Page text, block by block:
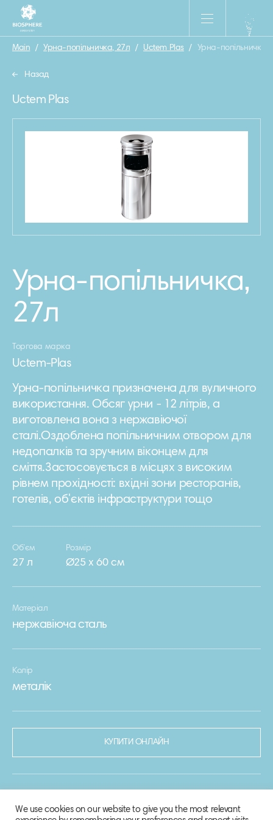
Main / Урна-попільничка, 27л / Uctem Plas / Урна-попільничка,
Назад
Uctem Plas
Урна-попільничка,
27л
Торгова марка
Uctem-Plas
Урна-попільничка призначена для вуличного
використання. Обсяг урни - 12 літрів, а
виготовлена вона з нержавіючої
сталі.Оздоблена попільничним отвором для
недопалків та зручним віконцем для
сміття.Застосовується в місцях з високим
рівнем прохідності: вхідні зони ресторанів,
готелів, об'єктів інфраструктури тощо
Об’єм
27 л
Розмір
Ø25 х 60 см
Матеріал
нержавіюча сталь
Колір
металік
КУПИТИ ОНЛАЙН
We use cookies on our website to give you the most relevant